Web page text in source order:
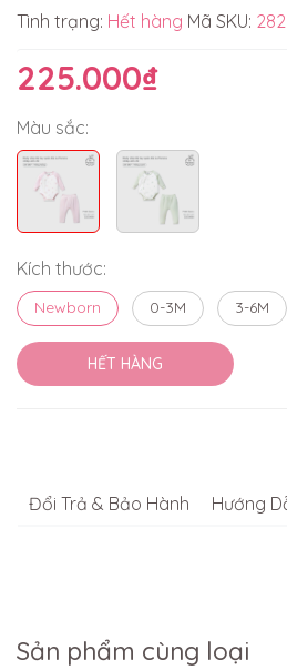
Tình trạng: Hết hàng Mã SKU:
225.000₫
Màu sắc:
Kích thước:
Newborn 0-3M 3-6M
HẾT HÀNG
Đổi Trả & Bảo Hành Hướng
Sản phẩm cùng loại